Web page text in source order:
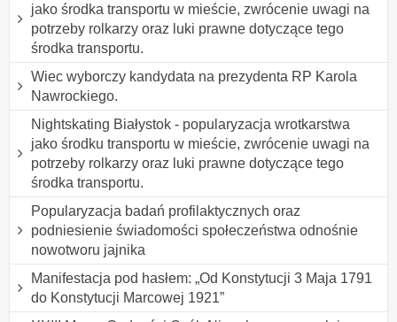
jako środka transportu w mieście, zwrócenie uwagi na
potrzeby rolkarzy oraz luki prawne dotyczące tego
środka transportu.
Wiec wyborczy kandydata na prezydenta RP Karola
Nawrockiego.
Nightskating Białystok - popularyzacja wrotkarstwa
jako środku transportu w mieście, zwrócenie uwagi na
potrzeby rolkarzy oraz luki prawne dotyczące tego
środka transportu.
Popularyzacja badań profilaktycznych oraz
podniesienie świadomości społeczeństwa odnośnie
nowotworu jajnika
Manifestacja pod hasłem: „Od Konstytucji 3 Maja 1791
do Konstytucji Marcowej 1921”